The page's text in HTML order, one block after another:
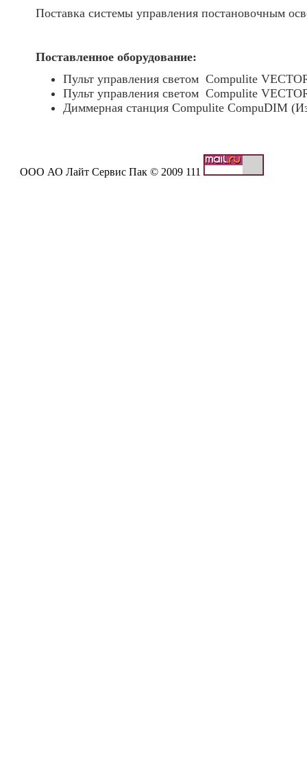
Поставка системы управления постановочным
Поставленное оборудование:
Пульт управления светом Compulite
Пульт управления светом Compulite
Диммерная станция Compulite CompuDIM
ООО АО Лайт Сервис Пак © 2009 111